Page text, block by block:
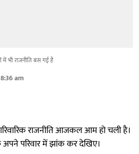
में भी राजनीति बस गई है
am
राजनीति आजकल आम हो चली है।
परिवार में झांक कर देखिए।